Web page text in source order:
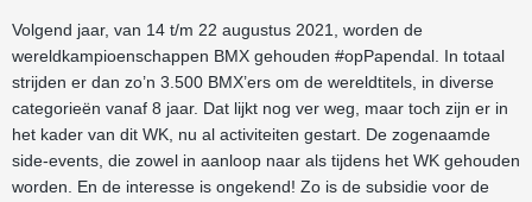
Volgend jaar, van 14 t/m 22 augustus 2021, worden de
wereldkampioenschappen BMX gehouden #opPapendal. In totaal
strijden er dan zo’n 3.500 BMX’ers om de wereldtitels, in diverse
categorieën vanaf 8 jaar. Dat lijkt nog ver weg, maar toch zijn er in
het kader van dit WK, nu al activiteiten gestart. De zogenaamde
side-events, die zowel in aanloop naar als tijdens het WK gehouden
worden. En de interesse is ongekend! Zo is de subsidie voor de